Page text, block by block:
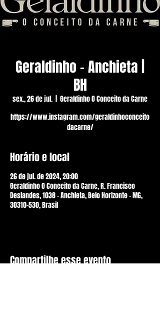
Geraldinho - Anchieta |
BH
sex., 26 de jul.
Geraldinho O Conceito da Carne
https://www.instagram.com/geraldinhoconceito
dacarne/
Horário e local
26 de jul. de 2024, 20:00
Geraldinho O Conceito da Carne, R. Francisco
Deslandes, 1038 - Anchieta, Belo Horizonte - MG,
30310-530, Brasil
Compartilhe esse evento